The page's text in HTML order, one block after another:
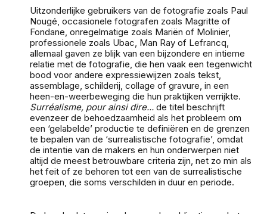
Uitzonderlijke gebruikers van de fotografie zoals Paul
Nougé, occasionele fotografen zoals Magritte of
Fondane, onregelmatige zoals Mariën of Molinier,
professionele zoals Ubac, Man Ray of Lefrancq,
allemaal gaven ze blijk van een bijzondere en intieme
relatie met de fotografie, die hen vaak een tegenwicht
bood voor andere expressiewijzen zoals tekst,
assemblage, schilderij, collage of gravure, in een
heen-en-weerbeweging die hun praktijken verrijkte.
Surréalisme, pour ainsi dire... de titel beschrijft
evenzeer de behoedzaamheid als het probleem om
een ‘gelabelde’ productie te definiëren en de grenzen
te bepalen van de ‘surrealistische fotografie’, omdat
de intentie van de makers en hun onderwerpen niet
altijd de meest betrouwbare criteria zijn, net zo min als
het feit of ze behoren tot een van de surrealistische
groepen, die soms verschilden in duur en periode.